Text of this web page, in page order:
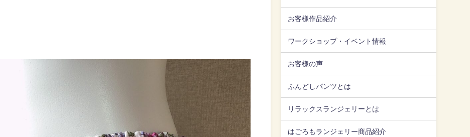
お客様作品紹介
ワークショップ・イベント情報
お客様の声
ふんどしパンツとは
リラックスランジェリーとは
はごろもランジェリー商品紹介